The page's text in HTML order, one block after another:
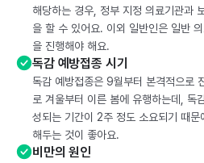
해당하는 경우, 정부 지정 의료기관과
을 할 수 있어요. 이외 일반인은 일반
을 진행해야 해요.
독감 예방접종 시기
독감 예방접종은 9월부터 본격적으로
로 겨울부터 이른 봄에 유행하는데, 독
성되는 기간이 2주 정도 소요되기 때문
해두는 것이 좋아요.
비만의 원인